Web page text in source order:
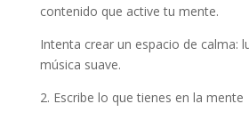
contenido que active tu mente.
Intenta crear un espacio de calma:
música suave.
2. Escribe lo que tienes en la mente